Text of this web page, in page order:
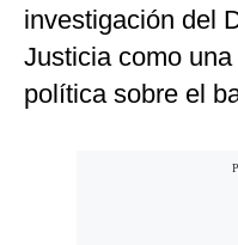
investigación del
Justicia como
política sobre el